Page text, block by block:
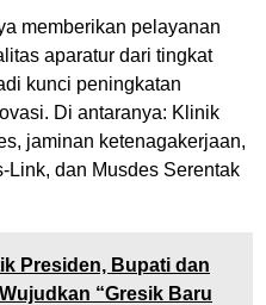
memberikan pelayanan
aparatur dari tingkat
kunci peningkatan
Di antaranya: Klinik
jaminan ketenagakerjaan,
Link, dan Musdes Serentak
Presiden, Bupati dan
“Gresik Baru